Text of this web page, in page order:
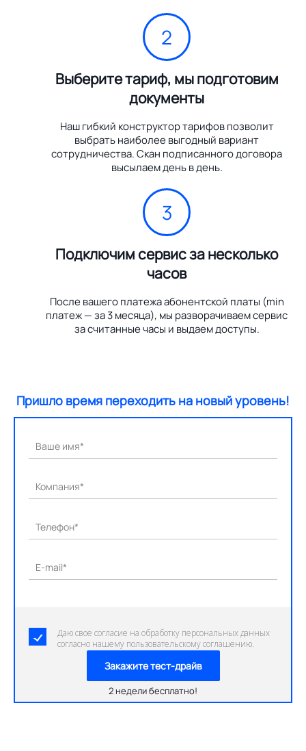
2
Выберите тариф, мы подготовим
документы
Наш гибкий конструктор тарифов позволит
выбрать наиболее выгодный вариант
сотрудничества. Скан подписанного договора
высылаем день в день.
3
Подключим сервис за несколько
часов
После вашего платежа абонентской платы (min
платеж — за 3 месяца), мы разворачиваем сервис
за считанные часы и выдаем доступы.
Пришло время переходить на новый уровень!
Ваше имя*
Компания*
Телефон*
E-mail*
Даю свое согласие на обработку персональных данных
согласно нашему пользовательскому соглашению.
Закажите тест-драйв
2 недели бесплатно!